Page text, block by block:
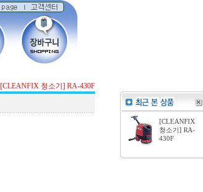
[CLEANFIX 청소기] RA-430F
[CLEANFIX
청소기] RA-
430F